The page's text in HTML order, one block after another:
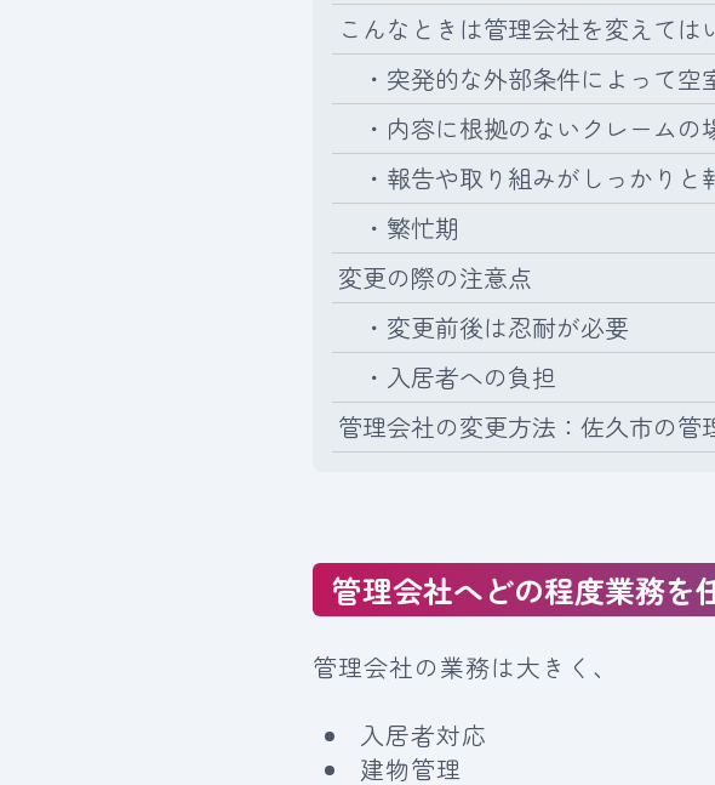
こんなときは管理会社を変えては
・突発的な外部条件によって空
・内容に根拠のないクレームの
・報告や取り組みがしっかりと
・繁忙期
変更の際の注意点
・変更前後は忍耐が必要
・入居者への負担
管理会社の変更方法：佐久市の管
管理会社へどの程度業務を
管理会社の業務は大きく、
入居者対応
建物管理